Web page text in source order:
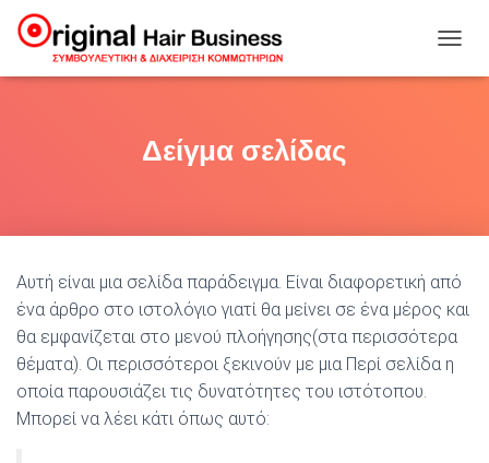
Ν
Ή
Γ
Σ
Η
Δείγμα σελίδας
Αυτή είναι μια σελίδα παράδειγμα. Είναι διαφορετική από
ένα άρθρο στο ιστολόγιο γιατί θα μείνει σε ένα μέρος και
θα εμφανίζεται στο μενού πλοήγησης(στα περισσότερα
θέματα). Οι περισσότεροι ξεκινούν με μια Περί σελίδα η
οποία παρουσιάζει τις δυνατότητες του ιστότοπου.
Μπορεί να λέει κάτι όπως αυτό: